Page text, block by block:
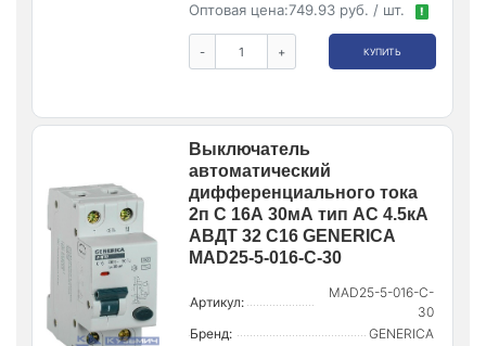
Оптовая цена:749.93 руб. / шт. !
- + КУПИТЬ
Выключатель
автоматический
дифференциального тока
2п C 16А 30мА тип AC 4.5кА
АВДТ 32 C16 GENERICA
MAD25-5-016-C-30
Артикул:
MAD25-5-016-C-
30
Бренд:
GENERICA